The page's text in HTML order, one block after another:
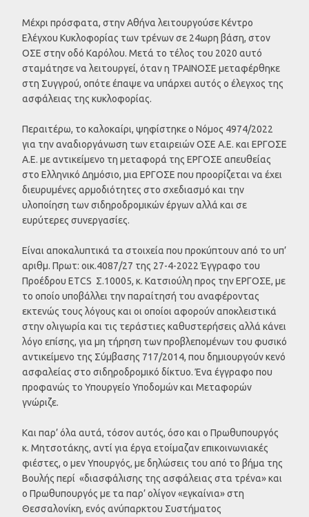
Μέχρι πρόσφατα, στην Αθήνα λειτουργούσε Κέντρο
Ελέγχου Κυκλοφορίας των τρένων σε 24ωρη βάση, στον
ΟΣΕ στην οδό Καρόλου. Μετά το τέλος του 2020 αυτό
σταμάτησε να λειτουργεί, όταν η ΤΡΑΙΝΟΣΕ μεταφέρθηκε
στη Συγγρού, οπότε έπαψε να υπάρχει αυτός ο έλεγχος της
ασφάλειας της κυκλοφορίας.
Περαιτέρω, το καλοκαίρι, ψηφίστηκε ο Νόμος 4974/2022
για την αναδιοργάνωση των εταιρειών ΟΣΕ Α.Ε. και ΕΡΓΟΣΕ
Α.Ε. με αντικείμενο τη μεταφορά της ΕΡΓΟΣΕ απευθείας
στο Ελληνικό Δημόσιο, μια ΕΡΓΟΣΕ που προορίζεται να έχει
διευρυμένες αρμοδιότητες στο σχεδιασμό και την
υλοποίηση των σιδηροδρομικών έργων αλλά και σε
ευρύτερες συνεργασίες.
Είναι αποκαλυπτικά τα στοιχεία που προκύπτουν από το υπ’
αριθμ. Πρωτ: οικ.4087/27 της 27-4-2022 Έγγραφο του
Προέδρου ETCS Σ.10005, κ. Κατσιούλη προς την ΕΡΓΟΣΕ, με
το οποίο υποβάλλει την παραίτησή του αναφέροντας
εκτενώς τους λόγους και οι οποίοι αφορούν αποκλειστικά
στην ολιγωρία και τις τεράστιες καθυστερήσεις αλλά κάνει
λόγο επίσης, για μη τήρηση των προβλεπομένων του φυσικό
αντικείμενο της Σύμβασης 717/2014, που δημιουργούν κενό
ασφαλείας στο σιδηροδρομικό δίκτυο. Ένα έγγραφο που
προφανώς το Υπουργείο Υποδομών και Μεταφορών
γνώριζε.
Και παρ’ όλα αυτά, τόσον αυτός, όσο και ο Πρωθυπουργός
κ. Μητσοτάκης, αντί για έργα ετοίμαζαν επικοινωνιακές
φιέστες, ο μεν Υπουργός, με δηλώσεις του από το βήμα της
Βουλής περί «διασφάλισης της ασφάλειας στα τρένα» και
ο Πρωθυπουργός με τα παρ’ ολίγον «εγκαίνια» στη
Θεσσαλονίκη, ενός ανύπαρκτου Συστήματος